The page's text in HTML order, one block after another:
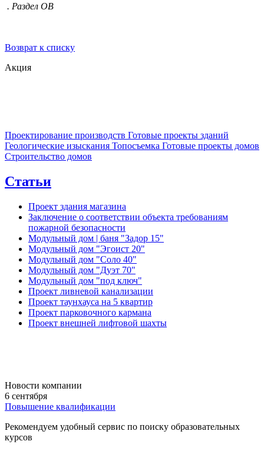
. Раздел ОВ
Возврат к списку
Акция
Проектирование производств Готовые проекты зданий
Геологические изыскания Топосъемка Готовые проекты домов
Строительство домов
Статьи
Проект здания магазина
Заключение о соответствии объекта требованиям
пожарной безопасности
Модульный дом | баня "Задор 15"
Модульный дом "Эгоист 20"
Модульный дом "Соло 40"
Модульный дом "Дуэт 70"
Модульный дом "под ключ"
Проект ливневой канализации
Проект таунхауса на 5 квартир
Проект парковочного кармана
Проект внешней лифтовой шахты
Новости компании
6 сентября
Повышение квалификации
Рекомендуем удобный сервис по поиску образовательных
курсов